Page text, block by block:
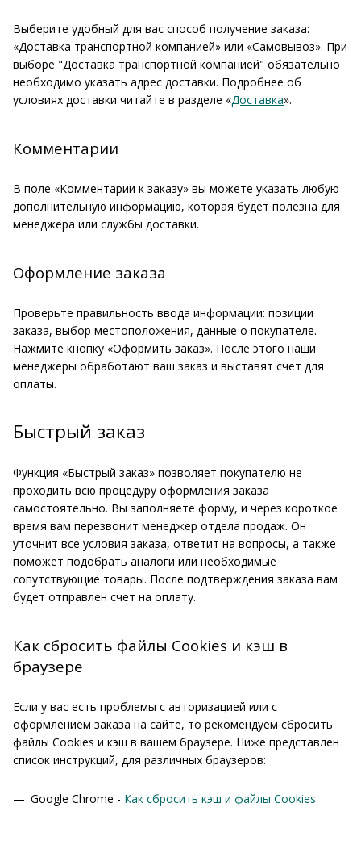
Выберите удобный для вас способ получение заказа:
«Доставка транспортной компанией» или «Самовывоз». При
выборе "Доставка транспортной компанией" обязательно
необходимо указать адрес доставки. Подробнее об
условиях доставки читайте в разделе «Доставка».
Комментарии
В поле «Комментарии к заказу» вы можете указать любую
дополнительную информацию, которая будет полезна для
менеджера или службы доставки.
Оформление заказа
Проверьте правильность ввода информации: позиции
заказа, выбор местоположения, данные о покупателе.
Нажмите кнопку «Оформить заказ». После этого наши
менеджеры обработают ваш заказ и выставят счет для
оплаты.
Быстрый заказ
Функция «Быстрый заказ» позволяет покупателю не
проходить всю процедуру оформления заказа
самостоятельно. Вы заполняете форму, и через короткое
время вам перезвонит менеджер отдела продаж. Он
уточнит все условия заказа, ответит на вопросы, а также
поможет подобрать аналоги или необходимые
сопутствующие товары. После подтверждения заказа вам
будет отправлен счет на оплату.
Как сбросить файлы Cookies и кэш в
браузере
Если у вас есть проблемы с авторизацией или с
оформлением заказа на сайте, то рекомендуем сбросить
файлы Cookies и кэш в вашем браузере. Ниже представлен
список инструкций, для различных браузеров:
Google Chrome - Как сбросить кэш и файлы Cookies